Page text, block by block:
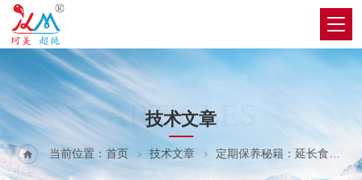
ARTICLES
技术文章
当前位置：首页 技术文章 定期保养秘籍：延长食品行业超纯水机使用寿命的技巧